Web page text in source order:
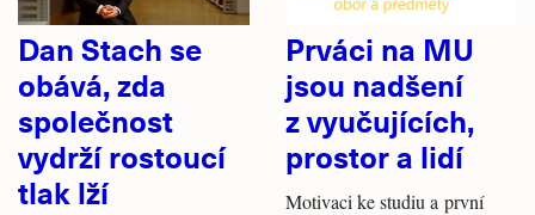
Dan Stach se
obává, zda
společnost
vydrží rostoucí
tlak lží
Prváci na MU
jsou nadšení
z vyučujících,
prostor a lidí
Motivaci ke studiu a první